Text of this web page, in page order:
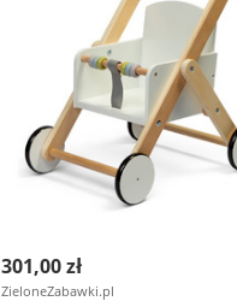
301,00 zł
ZieloneZabawki.pl